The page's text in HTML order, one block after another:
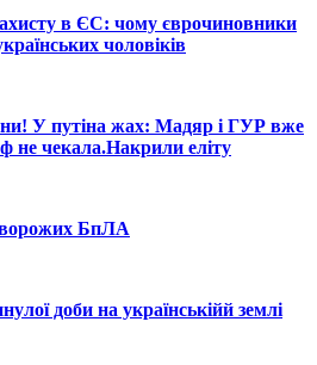
в ЄС: чому єврочиновники
чоловіків
У путіна жах: Мадяр і ГУР вже
не чекала.Накрили еліту
ворожих БпЛА
доби на українськійй землі